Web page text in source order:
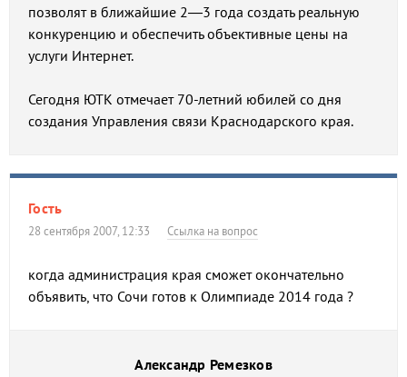
позволят в ближайшие 2—3 года создать реальную
конкуренцию и обеспечить объективные цены на
услуги Интернет.
Сегодня ЮТК отмечает 70-летний юбилей со дня
создания Управления связи Краснодарского края.
Гость
28 сентября 2007, 12:33 Ссылка на вопрос
когда администрация края сможет окончательно
объявить, что Сочи готов к Олимпиаде 2014 года ?
Александр Ремезков